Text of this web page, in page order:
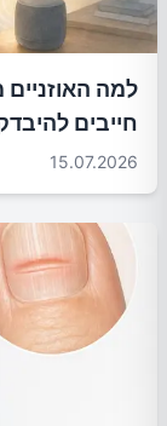
למה
חייבים
15.07.2026